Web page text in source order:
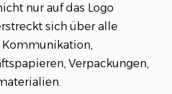
nur auf das Logo
sich über alle
Verpackungen,